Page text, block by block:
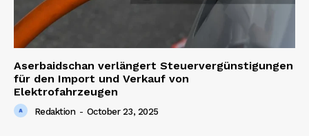
Aserbaidschan verlängert Steuervergünstigungen
für den Import und Verkauf von
Elektrofahrzeugen
Redaktion - October 23, 2025